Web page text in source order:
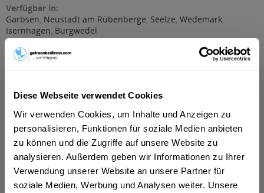
Diese Webseite verwendet Cookies
Wir verwenden Cookies, um Inhalte und Anzeigen zu
personalisieren, Funktionen für soziale Medien anbieten
zu können und die Zugriffe auf unsere Website zu
analysieren. Außerdem geben wir Informationen zu Ihrer
Verwendung unserer Website an unsere Partner für
soziale Medien, Werbung und Analysen weiter. Unsere
Verfügbar in:
Garbsen, Neustadt am Rübenberge, Seelze, Wedemark,
Isernhagen, Burgwedel
Beschreibung
"Die vollmundige Limonade aus natürlichem VILSA
"Vilsa Orange-Mango 12 x 1l"
"Die vollmundige Limonade aus natürlichem VILSA
Mineralwasser und 5% Fruchtsaftkonzentrat ist der
Sommer-Hit auf jeder Grillparty oder beim Picknick im
Grünen.", so der Hersteller.
Geschmacksrichtung:
Mango, Orange
Material:
PET - Mehrweg